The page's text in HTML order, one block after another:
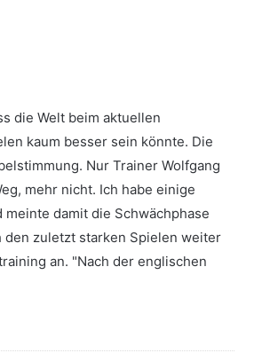
die Welt beim aktuellen
kaum besser sein könnte. Die
Nur Trainer Wolfgang
mehr nicht. Ich habe einige
damit die Schwächphase
den zuletzt starken Spielen weiter
an. "Nach der englischen